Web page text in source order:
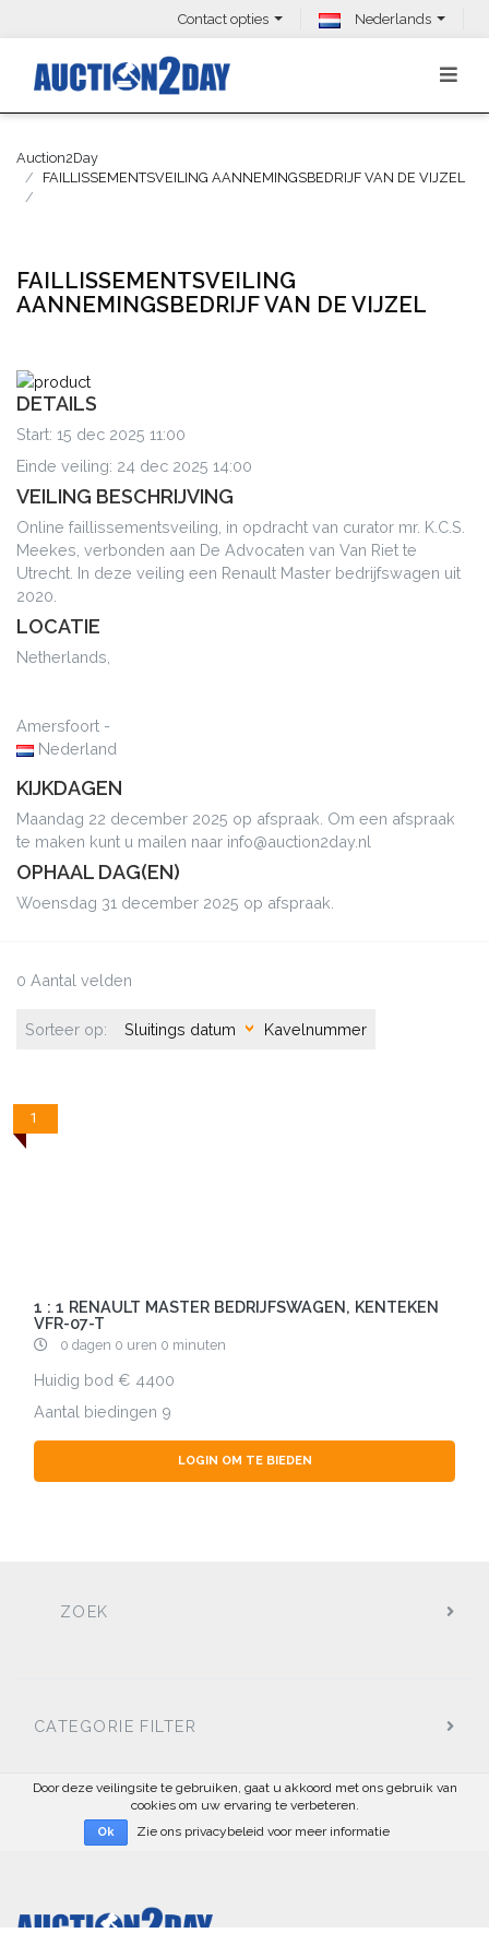
Contact opties Nederlands
Auction2Day
FAILLISSEMENTSVEILING AANNEMINGSBEDRIJF VAN DE VIJZEL
FAILLISSEMENTSVEILING
AANNEMINGSBEDRIJF VAN DE VIJZEL
DETAILS
Start: 15 dec 2025 11:00
Einde veiling: 24 dec 2025 14:00
VEILING BESCHRIJVING
Online faillissementsveiling, in opdracht van curator mr. K.C.S.
Meekes, verbonden aan De Advocaten van Van Riet te
Utrecht. In deze veiling een Renault Master bedrijfswagen uit
2020.
LOCATIE
Netherlands,
Amersfoort -
Nederland
KIJKDAGEN
Maandag 22 december 2025 op afspraak. Om een afspraak
te maken kunt u mailen naar info@auction2day.nl
OPHAAL DAG(EN)
Woensdag 31 december 2025 op afspraak.
0 Aantal velden
Sorteer op: Sluitings datum Kavelnummer
1
1 : 1 RENAULT MASTER BEDRIJFSWAGEN, KENTEKEN
VFR-07-T
0 dagen 0 uren 0 minuten
Huidig bod
4400
Aantal biedingen 9
LOGIN OM TE BIEDEN
ZOEK
CATEGORIE FILTER
Door deze veilingsite te gebruiken, gaat u akkoord met ons gebruik van
cookies om uw ervaring te verbeteren.
Ok Zie ons privacybeleid voor meer informatie